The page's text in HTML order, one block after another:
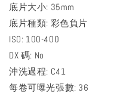
底片大小: 35mm
底片種類: 彩色負片
ISO: 100-400
DX 碼: No
沖洗過程: C41
每卷可曝光張數: 36